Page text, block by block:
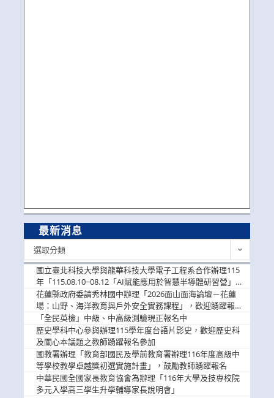
最新消息
選取分類
國立臺北科技大學與龍華科技大學電子工程系合作辦理115
年「115.08.10~08.12「AI賦能應用於智慧半導體研習營」，
歡迎學生踴躍報名參加
花蓮縣政府委請秀林國中辦理「2026面山面海論壇－花蓮
場：山野、海洋教育與戶外安全實務課程」，歡迎踴躍報名
參加
「全民英檢」中級、中高級測驗現正報名中
歷史學科中心參與辦理115學年度台語片影史，歡迎歷史科
及關心本議題之教師踴躍報名參加
國教署辦理「教育部國民及學前教育署辦理116年度高級中
等學校教學卓越獎初選實施計畫」，鼓勵教師踴躍報名
中華民國全國家長教育協會為辦理「116年大學及技專校院
多元入學高三學生升學輔導家長說明會」